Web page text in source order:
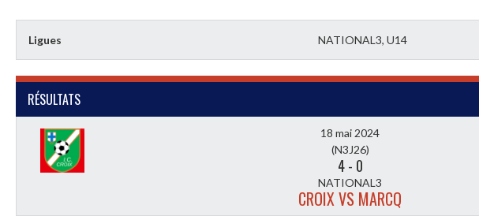
Ligues NATIONAL3, U14
RÉSULTATS
18 mai 2024
(N3J26)
4- 0
NATIONAL3
CROIX VS MARCQ